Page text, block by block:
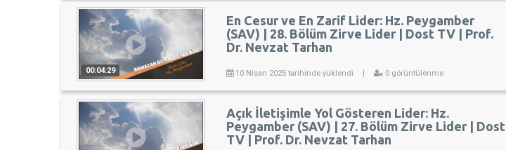
00:04:29
En Cesur ve En Zarif Lider: Hz. Peygamber
(SAV) | 28. Bölüm Zirve Lider | Dost TV | Prof.
Dr. Nevzat Tarhan
10 Nisan 2025 tarihinde yüklendi | 0 görüntülenme
Açık İletişimle Yol Gösteren Lider: Hz.
Peygamber (SAV) | 27. Bölüm Zirve Lider | Dost
TV | Prof. Dr. Nevzat Tarhan